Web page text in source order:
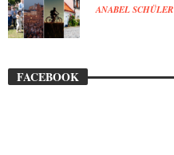
ANABEL SCHÜLER
FACEBOOK